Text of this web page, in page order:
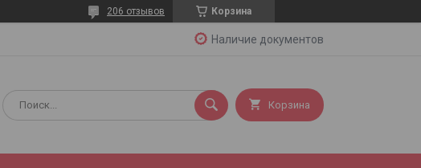
Корзина
206 отзывов
Наличие документов
Корзина